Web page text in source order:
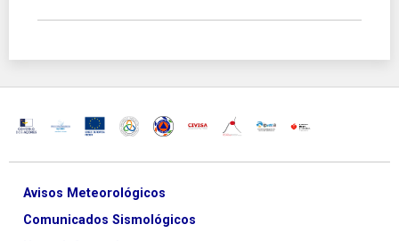
Avisos Meteorológicos
Comunicados Sismológicos